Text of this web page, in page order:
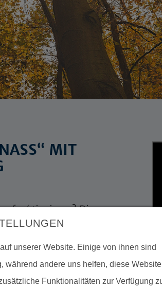
MIT
funktionieren? Dieser
mit Christian Rohlfing
mit
Im Mittelpunkt steht der
unserer Website. Einige von ihnen sind
während andere uns helfen, diese Website
Funktionalitäten zur Verfügung